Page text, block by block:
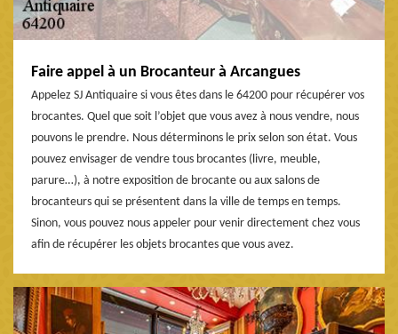
Faire appel à un Brocanteur à Arcangues
Appelez SJ Antiquaire si vous êtes dans le 64200 pour récupérer vos
brocantes. Quel que soit l’objet que vous avez à nous vendre, nous
pouvons le prendre. Nous déterminons le prix selon son état. Vous
pouvez envisager de vendre tous brocantes (livre, meuble,
parure…), à notre exposition de brocante ou aux salons de
brocanteurs qui se présentent dans la ville de temps en temps.
Sinon, vous pouvez nous appeler pour venir directement chez vous
afin de récupérer les objets brocantes que vous avez.